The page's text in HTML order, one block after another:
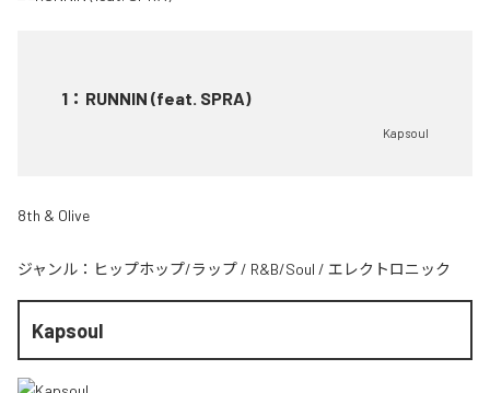
1 ： RUNNIN (feat. SPRA)
Kapsoul
8th & Olive
ジャンル： ヒップホップ/ラップ / R&B/Soul / エレクトロニック
Kapsoul